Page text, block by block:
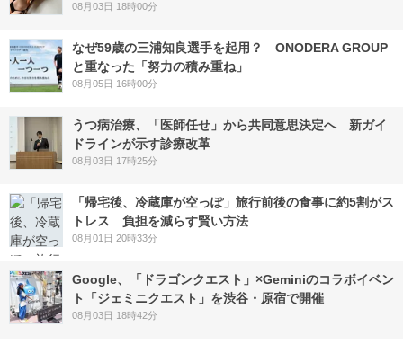
08月03日 18時00分
なぜ59歳の三浦知良選手を起用？ ONODERA GROUP
と重なった「努力の積み重ね」
08月05日 16時00分
うつ病治療、「医師任せ」から共同意思決定へ 新ガイ
ドラインが示す診療改革
08月03日 17時25分
「帰宅後、冷蔵庫が空っぽ」旅行前後の食事に約5割がス
トレス 負担を減らす賢い方法
08月01日 20時33分
Google、「ドラゴンクエスト」×Geminiのコラボイベン
ト「ジェミニクエスト」を渋谷・原宿で開催
08月03日 18時42分